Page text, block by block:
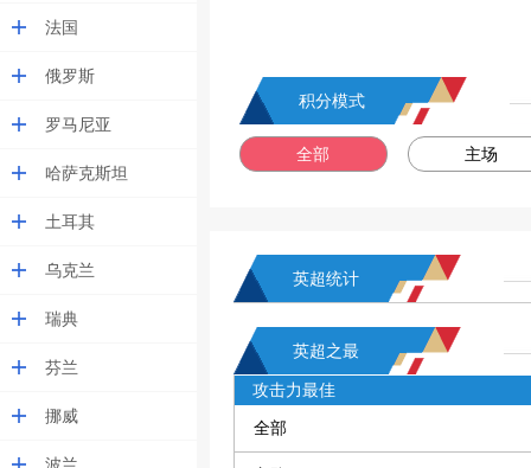
法国
俄罗斯
罗马尼亚
哈萨克斯坦
土耳其
乌克兰
瑞典
芬兰
挪威
积分模式
全部 主场
英超统计
英超之最
攻击力最佳
全部